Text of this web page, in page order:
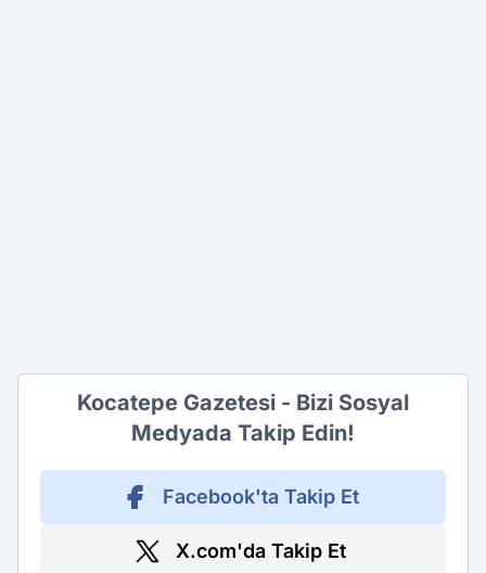
Kocatepe Gazetesi - Bizi Sosyal
Medyada Takip Edin!
Facebook'ta Takip Et
X.com'da Takip Et